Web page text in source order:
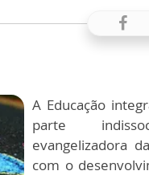
A Educação
parte
evangelizadora
com o